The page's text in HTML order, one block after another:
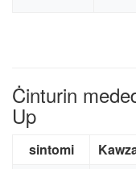
Ċinturin
Up
sintomi